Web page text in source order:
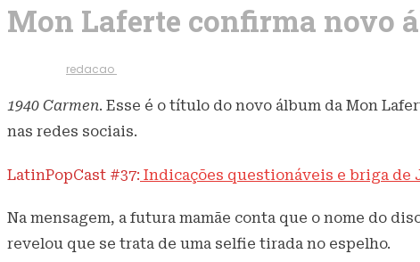
Mon Laferte confirma novo
redacao
1940 Carmen. Esse é o título do novo álbum da Mon
nas redes sociais.
LatinPopCast #37: Indicações questionáveis e briga de
Na mensagem, a futura mamãe conta que o nome do
revelou que se trata de uma selfie tirada no espelho.